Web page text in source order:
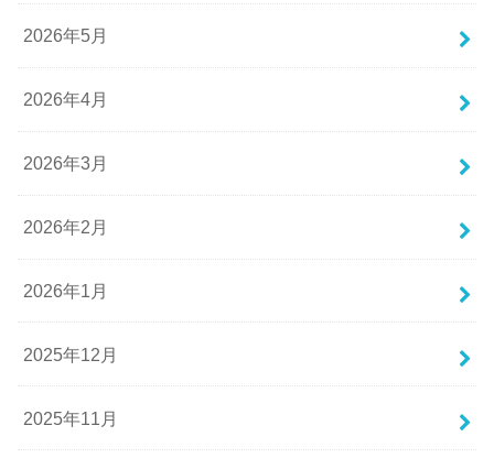
2026年5月
2026年4月
2026年3月
2026年2月
2026年1月
2025年12月
2025年11月